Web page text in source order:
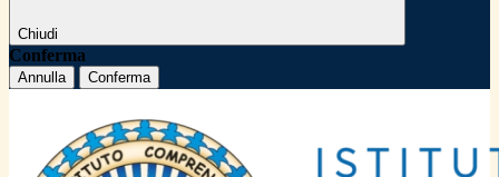
Chiudi
Conferma
Annulla Conferma